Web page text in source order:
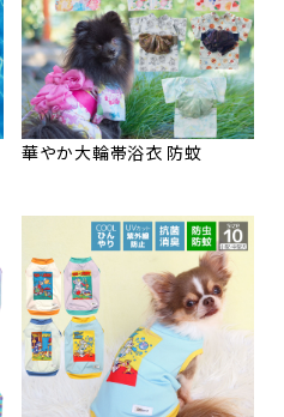
華やか大輪帯浴衣 防蚊